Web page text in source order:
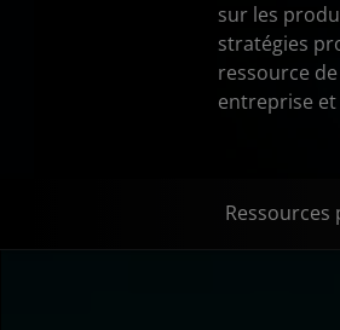
sur les
stratégies
ressource
entreprise